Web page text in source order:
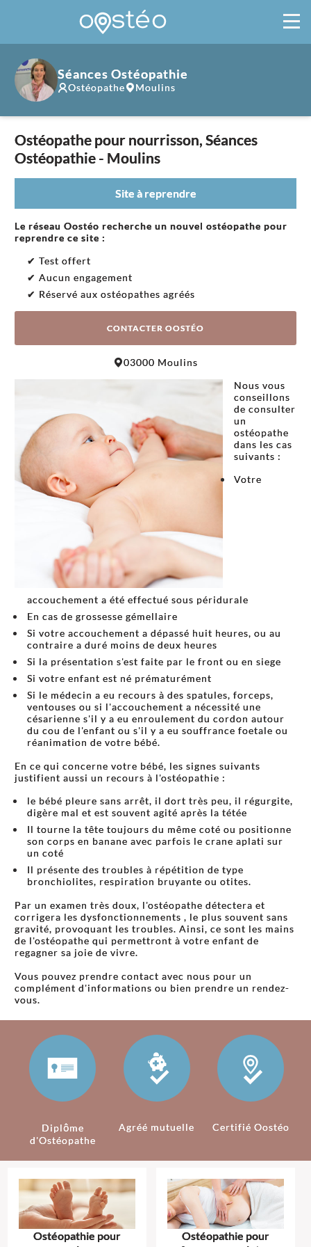
Séances Ostéopathie
Ostéopathe Moulins
Ostéopathe pour nourrisson, Séances
Ostéopathie - Moulins
Site à reprendre
Le réseau Oostéo recherche un nouvel ostéopathe pour
reprendre ce site :
✔ Test offert
✔ Aucun engagement
✔ Réservé aux ostéopathes agréés
CONTACTER OOSTÉO
03000 Moulins
Nous vous
conseillons
de consulter
un
ostéopathe
dans les cas
suivants :
Votre
accouchement a été effectué sous péridurale
En cas de grossesse gémellaire
Si votre accouchement a dépassé huit heures, ou au
contraire a duré moins de deux heures
Si la présentation s'est faite par le front ou en siege
Si votre enfant est né prématurément
Si le médecin a eu recours à des spatules, forceps,
ventouses ou si l'accouchement a nécessité une
césarienne s'il y a eu enroulement du cordon autour
du cou de l'enfant ou s'il y a eu souffrance foetale ou
réanimation de votre bébé.
En ce qui concerne votre bébé, les signes suivants
justifient aussi un recours à l'ostéopathie :
le bébé pleure sans arrêt, il dort très peu, il régurgite,
digère mal et est souvent agité après la tétée
Il tourne la tête toujours du même coté ou positionne
son corps en banane avec parfois le crane aplati sur
un coté
Il présente des troubles à répétition de type
bronchiolites, respiration bruyante ou otites.
Par un examen très doux, l'ostéopathe détectera et
corrigera les dysfonctionnements , le plus souvent sans
gravité, provoquant les troubles. Ainsi, ce sont les mains
de l'ostéopathe qui permettront à votre enfant de
regagner sa joie de vivre.
Vous pouvez prendre contact avec nous pour un
complément d'informations ou bien prendre un rendez-
vous.
Diplôme
d'Ostéopathe
Agréé mutuelle Certifié Oostéo
Ostéopathie pour
Ostéopathie pour